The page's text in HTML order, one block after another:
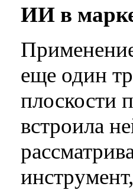
ИИ в
еще один
плоскости
встроила